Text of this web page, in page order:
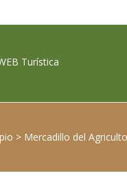
Turística
> Mercadillo del